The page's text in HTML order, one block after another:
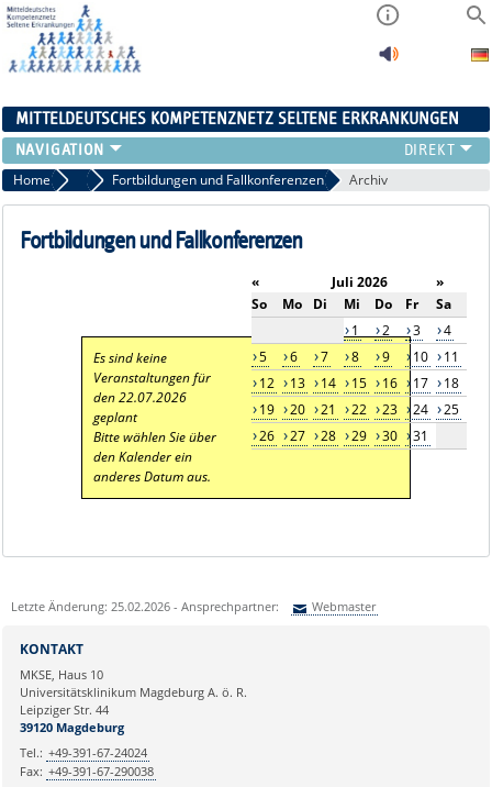
MITTELDEUTSCHES KOMPETENZNETZ SELTENE ERKRANKUNGEN
ÜBERSICHT
A-ZENTRUM
FACHZENTREN
AKTUELLES
Home AktuellesFortbildungen und Fallkonferenzen Archiv
Fortbildungen und Fallkonferenzen
« Juli 2026
»
So
Mo Di Mi Do Fr
Sa
1
2 3
4
5
6 7 8 9 10
11
12
13 14 15 16 17
18
19
20 21 22 23 24
25
26
27 28 29 30 31
Es sind keine
Veranstaltungen für
den 22.07.2026
geplant
Bitte wählen Sie über
den Kalender ein
anderes Datum aus.
Letzte Änderung: 25.02.2026 - Ansprechpartner: Webmaster
Ihre E-Mailadresse:
Ihr Anliegen:
KONTAKT
MKSE, Haus 10
Universitätsklinikum Magdeburg A. ö. R.
Leipziger Str. 44
39120 Magdeburg
Tel.: +49-391-67-24024
Fax: +49-391-67-290038